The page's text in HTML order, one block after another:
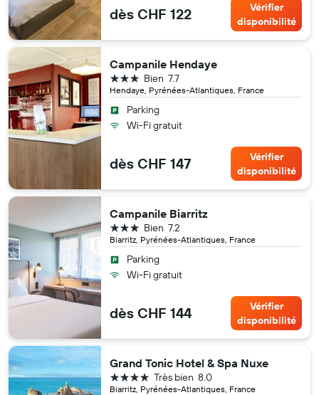
dès CHF 122
Vérifier
disponibilité
Campanile Hendaye
Hendaye, Pyrénées-Atlantiques, France
7.7
Bien
3 étoiles
Parking
Wi-Fi gratuit
dès CHF 147
Vérifier
disponibilité
Campanile Biarritz
Biarritz, Pyrénées-Atlantiques, France
7.2
Bien
3 étoiles
Parking
Wi-Fi gratuit
dès CHF 144
Vérifier
disponibilité
Grand Tonic Hotel & Spa Nuxe
Biarritz, Pyrénées-Atlantiques, France
8.0
Très bien
4 étoiles